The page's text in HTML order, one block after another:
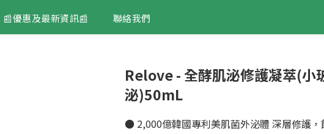
📰優惠及最新資訊📰 聯絡我們
Relove - 全酵肌泌修護凝萃(小
泌)50mL
● 2,000億韓國專利美肌菌外泌體 深層修護，